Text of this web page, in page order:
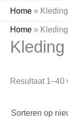
Home » Kleding
Home » Kleding
Kleding
Resultaat 1–40